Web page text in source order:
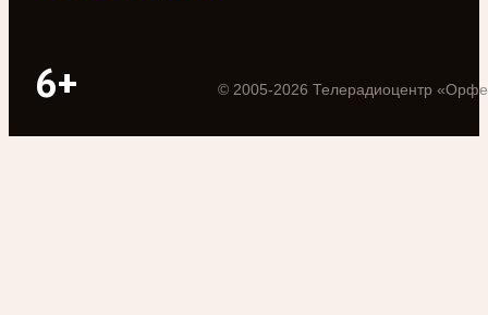
6+ © 2005-2026 Телерадиоцентр